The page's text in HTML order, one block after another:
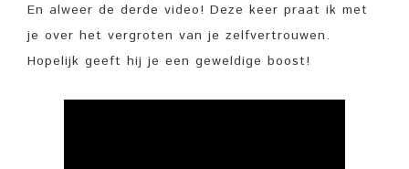
En alweer de derde video! Deze keer praat ik met
je over het vergroten van je zelfvertrouwen.
Hopelijk geeft hij je een geweldige boost!